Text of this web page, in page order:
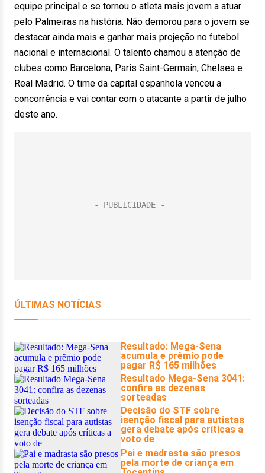
equipe principal e se tornou o atleta mais jovem a atuar
pelo Palmeiras na história. Não demorou para o jovem se
destacar ainda mais e ganhar mais projeção no futebol
nacional e internacional. O talento chamou a atenção de
clubes como Barcelona, Paris Saint-Germain, Chelsea e
Real Madrid. O time da capital espanhola venceu a
concorrência e vai contar com o atacante a partir de julho
deste ano.